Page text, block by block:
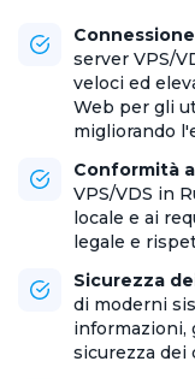
server VPS/
veloci ed
Web per gli
migliorando
Conformità
VPS/VDS in
locale e ai
legale e
Sicurezza
di moderni
informazioni,
sicurezza dei